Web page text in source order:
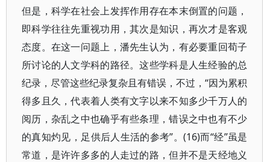
但是，科学在社会上发挥作用存在本末倒置的问题，
即科学往往先重视功用，其次是知识，再次才是客观
态度。在这一问题上，潘先生认为，有必要重回荀子
所讨论的人文学科的路径。这些学科是人生经验的总
纪录，尽管这些纪录复杂且有错误，不过，“因为累积
得多且久，代表着人类有文字以来不知多少千万人的
阅历，杂乱之中也确乎有些条理，错误之中也有不少
的真知灼见，足供后人生活的参考”。(16)而“经”虽是
常道，是许许多多的人走过的路，但并不是天经地义